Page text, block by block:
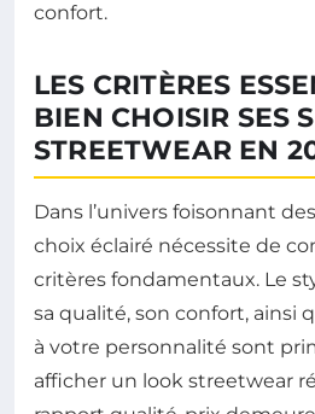
confort.
LES CRITÈRES
BIEN CHOISIR SES
STREETWEAR EN
Dans l’univers foisonnant
choix éclairé nécessite de
critères fondamentaux. Le
sa qualité, son confort, ainsi
à votre personnalité sont
afficher un look streetwear